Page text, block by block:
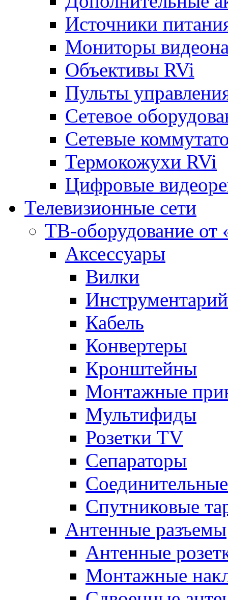
Источники
Мониторы
Объективы RVi
Пульты
Сетевое
Сетевые
Термокожухи RVi
Цифровые
Телевизионные сети
ТВ-оборудование от
Аксесcуары
Вилки
Инструментарий
Кабель
Конвертеры
Кронштейны
Монтажные
Мультифиды
Розетки TV
Сепараторы
Спутниковые
Антенные разъемы
Антенные
Монтажные